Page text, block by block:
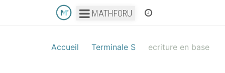
MATHFORU
Accueil Terminale S ecriture en base